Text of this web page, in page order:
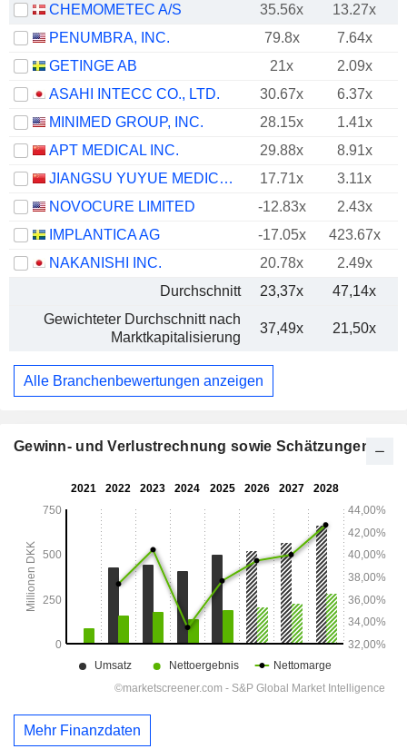
CHEMOMETEC A/S 35.56x
13.27x
PENUMBRA, INC.
79.8x 7.64x
GETINGE AB
21x 2.09x
ASAHI INTECC CO., LTD.
30.67x 6.37x
MINIMED GROUP, INC.
28.15x
1.41x
APT MEDICAL INC.
29.88x 8.91x
JIANGSU YUYUE MEDICAL EQUIPMENT & SUPPLY CO., LTD.
17.71x 3.11x
NOVOCURE LIMITED
-12.83x
2.43x
IMPLANTICA AG
-17.05x 423.67x
NAKANISHI INC.
20.78x 2.49x
Durchschnitt
23,37x
47,14x
Gewichteter Durchschnitt nach
Marktkapitalisierung
37,49x 21,50x
Alle Branchenbewertungen anzeigen
Gewinn- und Verlustrechnung sowie Schätzungen
Mehr Finanzdaten